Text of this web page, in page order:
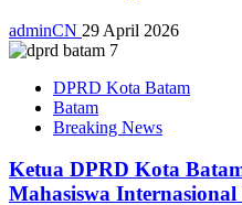
adminCN 29 April 2026
DPRD Kota Batam
Batam
Breaking News
Ketua DPRD Kota
Mahasiswa